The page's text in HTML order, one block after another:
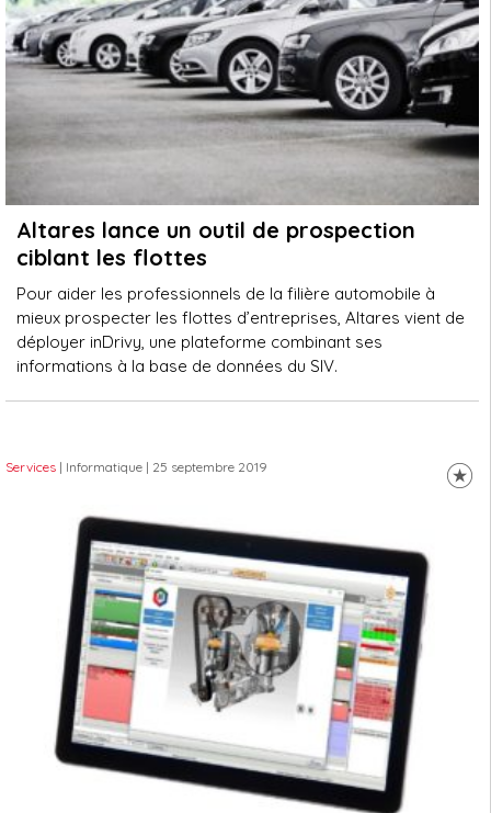
Altares lance un outil de prospection
ciblant les flottes
Pour aider les professionnels de la filière automobile à
mieux prospecter les flottes d’entreprises, Altares vient de
déployer inDrivy, une plateforme combinant ses
informations à la base de données du SIV.
Services | Informatique | 25 septembre 2019